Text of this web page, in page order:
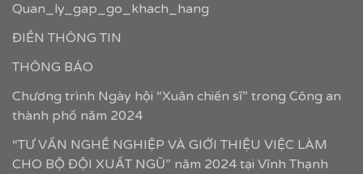
Quan_ly_gap_go_khach_hang
ĐIỀN THÔNG TIN
THÔNG BÁO
Chương trình Ngày hội “Xuân chiến sĩ” trong Công an
thành phố năm 2024
“TƯ VẤN NGHỀ NGHIỆP VÀ GIỚI THIỆU VIỆC LÀM
CHO BỘ ĐỘI XUẤT NGŨ” năm 2024 tại Vĩnh Thạnh